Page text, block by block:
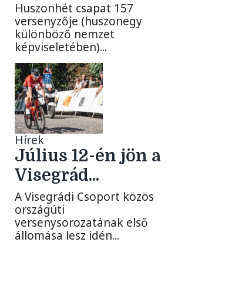
Huszonhét csapat 157
versenyzője (huszonegy
különböző nemzet
képviseletében)...
Hírek
Július 12-én jön a
Visegrád...
A Visegrádi Csoport közös
országúti
versenysorozatának első
állomása lesz idén...